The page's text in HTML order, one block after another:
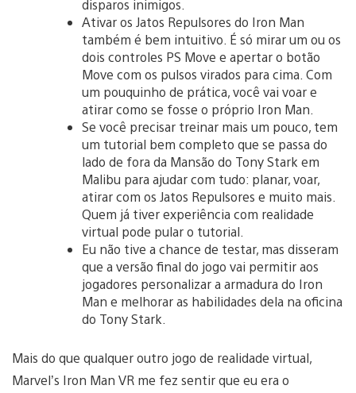
disparos inimigos.
Ativar os Jatos Repulsores do Iron Man
também é bem intuitivo. É só mirar um ou os
dois controles PS Move e apertar o botão
Move com os pulsos virados para cima. Com
um pouquinho de prática, você vai voar e
atirar como se fosse o próprio Iron Man.
Se você precisar treinar mais um pouco, tem
um tutorial bem completo que se passa do
lado de fora da Mansão do Tony Stark em
Malibu para ajudar com tudo: planar, voar,
atirar com os Jatos Repulsores e muito mais.
Quem já tiver experiência com realidade
virtual pode pular o tutorial.
Eu não tive a chance de testar, mas disseram
que a versão final do jogo vai permitir aos
jogadores personalizar a armadura do Iron
Man e melhorar as habilidades dela na oficina
do Tony Stark.
Mais do que qualquer outro jogo de realidade virtual,
Marvel’s Iron Man VR me fez sentir que eu era o